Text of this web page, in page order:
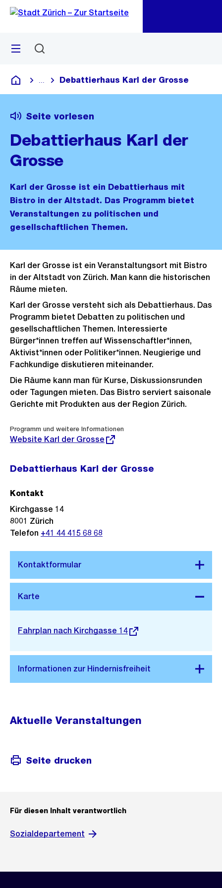
Navigation
Sprunglink
Menü
Deutsch
Blende alle Breadcrumbs ein
Debattierhaus Karl der Grosse
Seite vorlesen
Debattierhaus Karl der
Grosse
Karl der Grosse ist ein Debattierhaus mit
Bistro in der Altstadt. Das Programm bietet
Veranstaltungen zu politischen und
gesellschaftlichen Themen.
Karl der Grosse ist ein Veranstaltungsort mit Bistro
in der Altstadt von Zürich. Man kann die historischen
Räume mieten.
Karl der Grosse versteht sich als Debattierhaus. Das
Programm bietet Debatten zu politischen und
gesellschaftlichen Themen. Interessierte
Bürger*innen treffen auf Wissenschaftler*innen,
Aktivist*innen oder Politiker*innen. Neugierige und
Fachkundige diskutieren miteinander.
Die Räume kann man für Kurse, Diskussionsrunden
oder Tagungen mieten. Das Bistro serviert saisonale
Gerichte mit Produkten aus der Region Zürich.
Programm und weitere Informationen
Externer
Link:
Website Karl der Grosse
Debattierhaus Karl der Grosse
Stadtplan 3D
Externer
Fahrplan nach Kirchgasse 14
Kontakt
Kirchgasse 14
8001 Zürich
Telefon +41 44 415 68 68
Aktuelle Veranstaltungen
Seite drucken
Für diesen Inhalt verantwortlich
Sozialdepartement